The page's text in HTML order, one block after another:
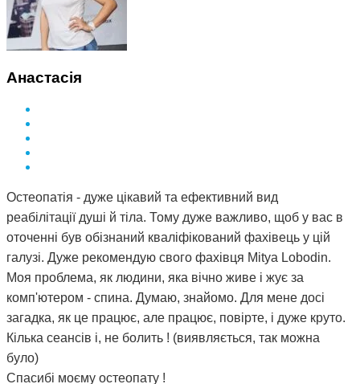
невеликий термін. Лікар у поліклініці сказав, що мені
просто пощастило і я на досвідченого фахівця
натрапила. А ще кажуть, що здоров'я за гроші не купиш.
Анастасія
Остеопатія - дуже цікавий та ефективний вид
реабілітації душі й тіла. Тому дуже важливо, щоб у вас в
оточенні був обізнаний кваліфікований фахівець у цій
галузі. Дуже рекомендую свого фахівця Mitya Lobodin.
Моя проблема, як людини, яка вічно живе і жує за
комп'ютером - спина. Думаю, знайомо. Для мене досі
загадка, як це працює, але працює, повірте, і дуже круто.
Кілька сеансів і, не болить ! (виявляється, так можна
було)
Спасибі моєму остеопату !